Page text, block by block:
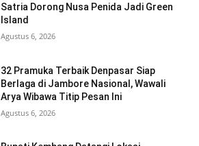
Satria Dorong Nusa Penida Jadi Green
Island
Agustus 6, 2026
32 Pramuka Terbaik Denpasar Siap
Berlaga di Jambore Nasional, Wawali
Arya Wibawa Titip Pesan Ini
Agustus 6, 2026